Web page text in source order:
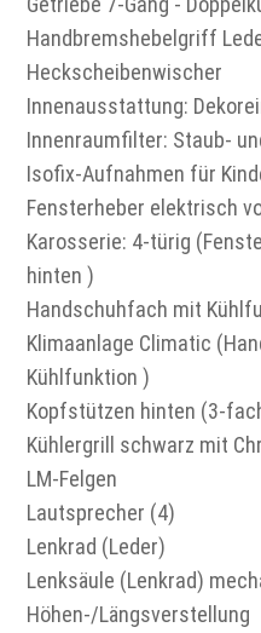
Handbremshebelgriff
Heckscheibenwischer
Innenausstattung:
Innenraumfilter: Staub-
Isofix-Aufnahmen für
Fensterheber elektrisch
Karosserie: 4-türig
hinten )
Handschuhfach mit
Klimaanlage Climatic
Kühlfunktion )
Kopfstützen hinten (3-
Kühlergrill schwarz mit
LM-Felgen
Lautsprecher (4)
Lenkrad (Leder)
Lenksäule (Lenkrad)
Höhen-/Längsverstellung